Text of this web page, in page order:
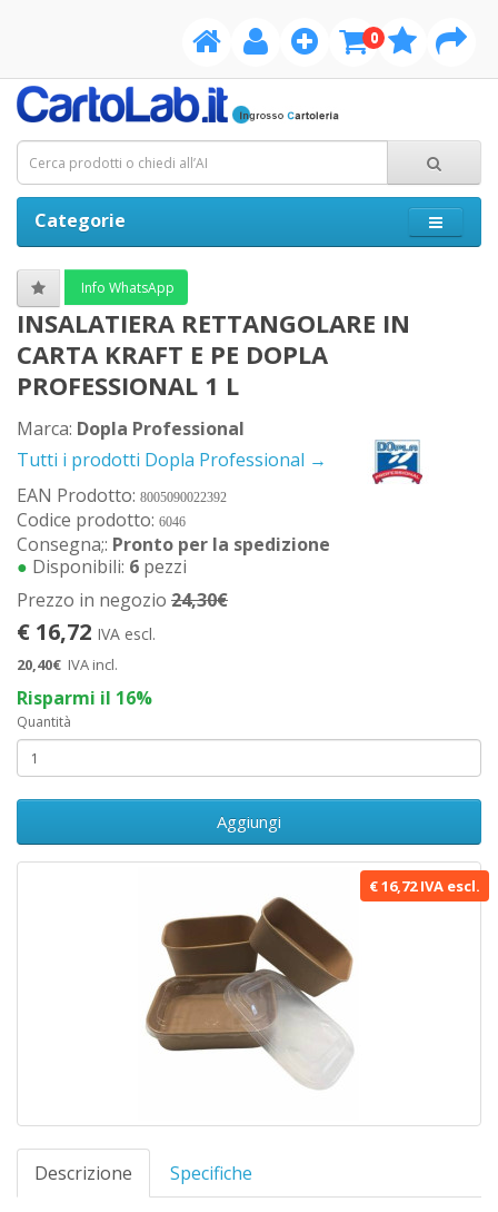
0
Categorie
€ 16,72 IVA escl.
Descrizione Specifiche
Info WhatsApp
INSALATIERA RETTANGOLARE IN
CARTA KRAFT E PE DOPLA
PROFESSIONAL 1 L
Marca: Dopla Professional
Tutti i prodotti Dopla Professional →
EAN Prodotto: 8005090022392
Codice prodotto: 6046
Consegna;: Pronto per la spedizione
● Disponibili: 6 pezzi
Prezzo in negozio 24,30€
€ 16,72 IVA escl.
20,40€ IVA incl.
Risparmi il 16%
Quantità
Aggiungi